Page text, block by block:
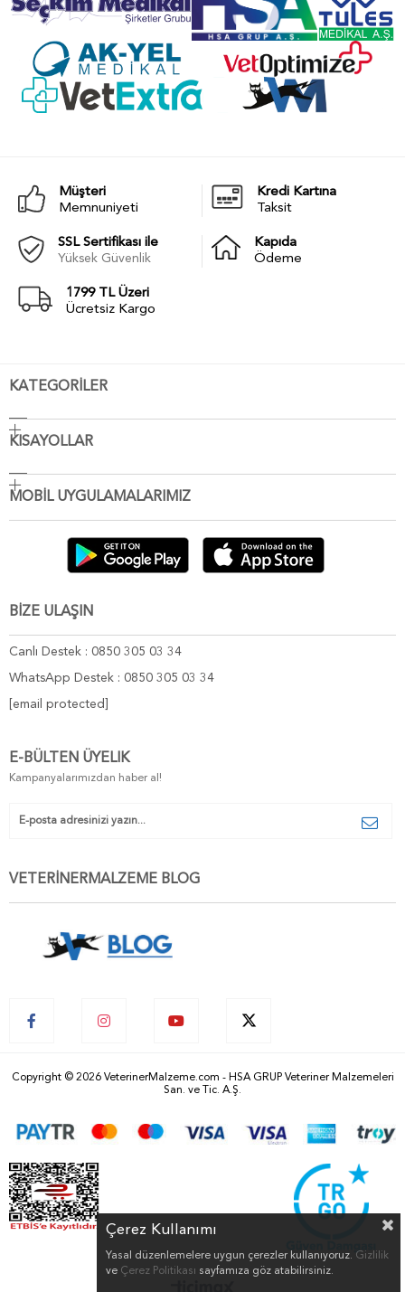
Müşteri
Memnuniyeti
Kredi Kartına
Taksit
SSL Sertifikası ile
Yüksek Güvenlik
Kapıda
Ödeme
1799 TL Üzeri
Ücretsiz Kargo
KATEGORİLER
KISAYOLLAR
MOBİL UYGULAMALARIMIZ
BİZE ULAŞIN
Canlı Destek : 0850 305 03 34
WhatsApp Destek : 0850 305 03 34
[email protected]
E-BÜLTEN ÜYELIK
Kampanyalarımızdan haber al!
VETERİNERMALZEME BLOG
Copyright © 2026 VeterinerMalzeme.com - HSA GRUP Veteriner Malzemeleri
San. ve Tic. A.Ş.
Çerez Kullanımı
Yasal düzenlemelere uygun çerezler kullanıyoruz. Gizlilik
ve Çerez Politikası sayfamıza göz atabilirsiniz.